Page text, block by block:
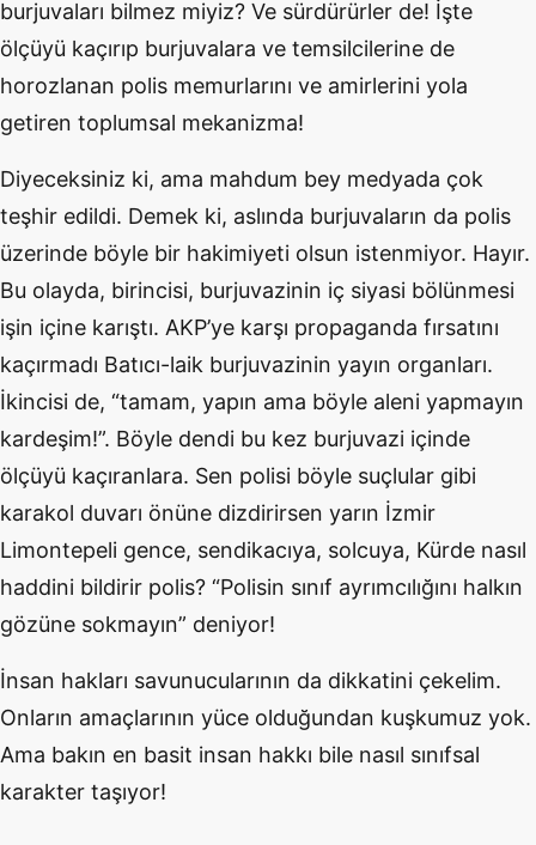
burjuvaları bilmez miyiz? Ve sürdürürler de! İşte
ölçüyü kaçırıp burjuvalara ve temsilcilerine de
horozlanan polis memurlarını ve amirlerini yola
getiren toplumsal mekanizma!
Diyeceksiniz ki, ama mahdum bey medyada çok
teşhir edildi. Demek ki, aslında burjuvaların da polis
üzerinde böyle bir hakimiyeti olsun istenmiyor. Hayır.
Bu olayda, birincisi, burjuvazinin iç siyasi bölünmesi
işin içine karıştı. AKP’ye karşı propaganda fırsatını
kaçırmadı Batıcı-laik burjuvazinin yayın organları.
İkincisi de, “tamam, yapın ama böyle aleni yapmayın
kardeşim!”. Böyle dendi bu kez burjuvazi içinde
ölçüyü kaçıranlara. Sen polisi böyle suçlular gibi
karakol duvarı önüne dizdirirsen yarın İzmir
Limontepeli gence, sendikacıya, solcuya, Kürde nasıl
haddini bildirir polis? “Polisin sınıf ayrımcılığını halkın
gözüne sokmayın” deniyor!
İnsan hakları savunucularının da dikkatini çekelim.
Onların amaçlarının yüce olduğundan kuşkumuz yok.
Ama bakın en basit insan hakkı bile nasıl sınıfsal
karakter taşıyor!